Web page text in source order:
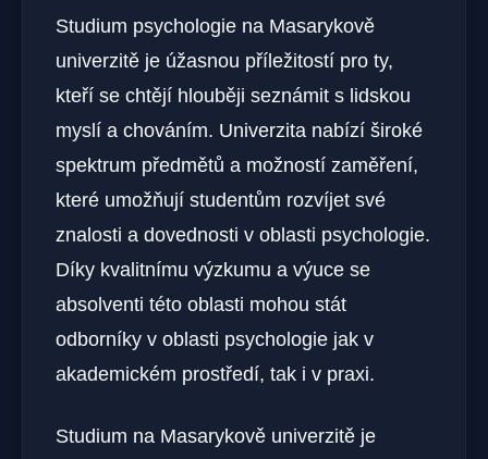
Studium psychologie na Masarykově
univerzitě je úžasnou příležitostí pro ty,
kteří se chtějí hlouběji seznámit s lidskou
myslí a chováním. Univerzita nabízí široké
spektrum předmětů a možností zaměření,
které umožňují studentům rozvíjet své
znalosti a dovednosti v oblasti psychologie.
Díky kvalitnímu výzkumu a výuce se
absolventi této oblasti mohou stát
odborníky v oblasti psychologie jak v
akademickém prostředí, tak i v praxi.
Studium na Masarykově univerzitě je